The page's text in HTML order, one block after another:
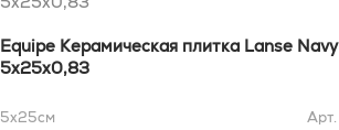
Equipe Керамическая плитка Lanse Navy
5x25x0,83
5x25см Арт.